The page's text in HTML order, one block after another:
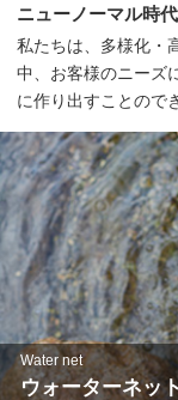
ニューノーマル時
私たちは、多様化・
中、お客様のニーズ
に作り出すことので
Water net
ウォーターネッ